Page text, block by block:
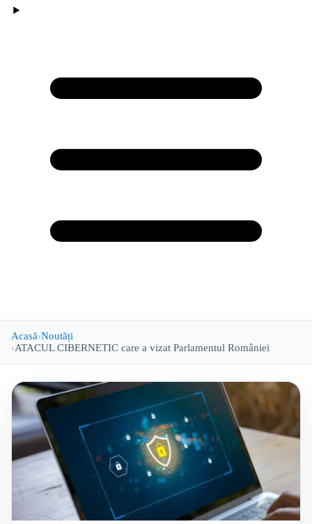
Acasă Noutăți
ATACUL CIBERNETIC care a vizat Parlamentul României